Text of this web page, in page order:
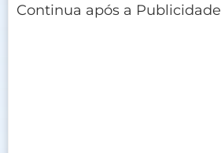
Continua após a Publicidade